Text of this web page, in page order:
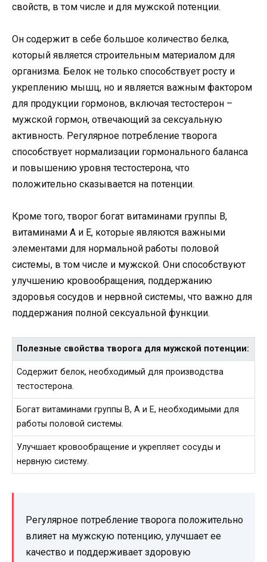
свойств, в том числе и для мужской потенции.
Он содержит в себе большое количество белка,
который является строительным материалом для
организма. Белок не только способствует росту и
укреплению мышц, но и является важным фактором
для продукции гормонов, включая тестостерон –
мужской гормон, отвечающий за сексуальную
активность. Регулярное потребление творога
способствует нормализации гормонального баланса
и повышению уровня тестостерона, что
положительно сказывается на потенции.
Кроме того, творог богат витаминами группы В,
витаминами А и Е, которые являются важными
элементами для нормальной работы половой
системы, в том числе и мужской. Они способствуют
улучшению кровообращения, поддержанию
здоровья сосудов и нервной системы, что важно для
поддержания полной сексуальной функции.
Полезные свойства творога для мужской потенции:
Содержит белок, необходимый для производства
тестостерона.
Богат витаминами группы В, А и Е, необходимыми для
работы половой системы.
Улучшает кровообращение и укрепляет сосуды и
нервную систему.
Регулярное потребление творога положительно
влияет на мужскую потенцию, улучшает ее
качество и поддерживает здоровую